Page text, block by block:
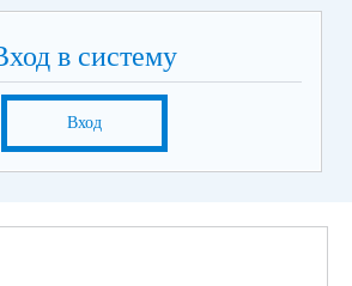
в систему
Вход